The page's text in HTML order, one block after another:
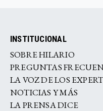
INSTITUCIONAL
SOBRE HILARIO
PREGUNTAS
LA VOZ DE LOS
NOTICIAS Y MÁS
LA PRENSA DICE